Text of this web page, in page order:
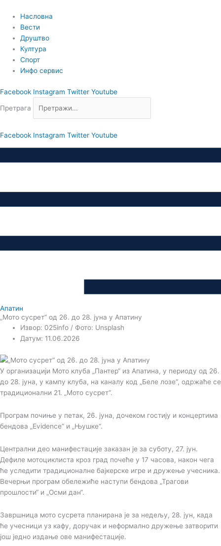
садржај
Насловна
Вести
Друштво
Култура
Спорт
Инфо сервис
Facebook Instagram Twitter Youtube
Претрага
Facebook Instagram Twitter Youtube
Апатин
„Мото сусрет“ од 26. до 28. јуна у Апатину
Извор: 025info / Фото: Unsplash
Датум: 11.06.2026
У организацији Мото клуба „Пантер“ из Апатина, у периоду од 26.
до 28. јуна, у кампу клуба, на каналу код „Беле лозе“, одржаће се
традиционални 21. „Мото сусрет“.
Програм почиње у петак, 26. јуна, дочеком гостију и концертима
бендова „Еvidencе“ и „Њушке“.
Централни део манифестације заказан је за суботу, 27. јун.
Дефиле мотоциклиста кроз град почеће у 17 часова, након чега
ће уследити традиционалне бајкерске игре и дружење учесника.
Вечерњи програм обележиће наступи бендова „Трагови
прошлости“ и „Осми дан“.
Завршница мото сусрета планирана је за недељу, 28. јун, када
ће учесници уз кафу, доручак и неформално дружење затворити
још једно издање ове манифестације.